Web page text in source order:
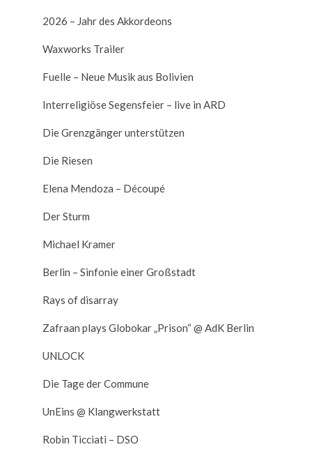
2026 – Jahr des Akkordeons
Waxworks Trailer
Fuelle – Neue Musik aus Bolivien
Interreligiöse Segensfeier – live in ARD
Die Grenzgänger unterstützen
Die Riesen
Elena Mendoza – Découpé
Der Sturm
Michael Kramer
Berlin – Sinfonie einer Großstadt
Rays of disarray
Zafraan plays Globokar „Prison“ @ AdK Berlin
UNLOCK
Die Tage der Commune
UnEins @ Klangwerkstatt
Robin Ticciati – DSO